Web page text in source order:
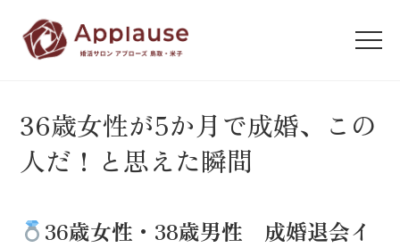
36歳女性が5か月で成婚、この
人だ！と思えた瞬間
36歳女性・38歳男性 成婚退会イ